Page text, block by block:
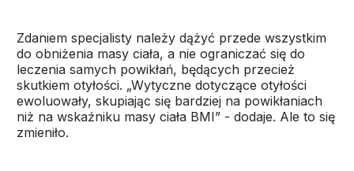
Zdaniem specjalisty należy dążyć przede wszystkim
do obniżenia masy ciała, a nie ograniczać się do
leczenia samych powikłań, będących przecież
skutkiem otyłości. „Wytyczne dotyczące otyłości
ewoluowały, skupiając się bardziej na powikłaniach
niż na wskaźniku masy ciała BMI” - dodaje. Ale to się
zmieniło.